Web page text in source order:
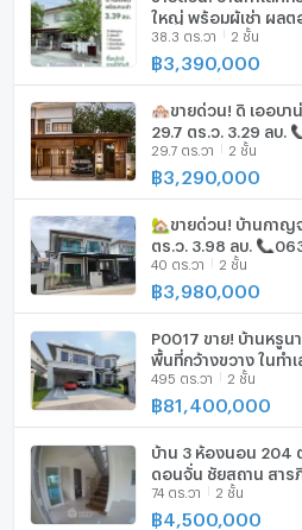
ลิฟท์
ที่จอดรถ
ที่จอดรถจักรยานยนต์
มีอินเตอร์เน็ตไร้สาย (Wi-Fi) ใ
กล้องวงจรปิด (CCTV)
สระว่ายน้ำ
โรงยิม / ฟิตเนส
ห้องซาวน่า
ห้องสตรีม
EV-Charger
เครื่องซักผ้า
ไมโครเวฟ
ใหญ่ พร้อมผู้เช่า ผล
9056
38.3 ตร.วา 2 ชั้น
฿3,390,000
🏘️ขายด่วน! ดิ เออบาน่
29.7 ตร.ว. 3.29 ลบ.
29.7 ตร.วา 2 ชั้น
฿3,290,000
🏡ขายด่วน! บ้านกาญ
ตร.ว. 3.98 ลบ.
40 ตร.วา 2 ชั้น
฿3,980,000
P0017 ขาย! บ้านหรูน
พื้นที่กว้างขวาง ในทำ
495 ตร.วา 2 ชั้น
฿81,400,000
บ้าน 3 ห้องนอน 204
ดอนจั่น ชัยสถาน สาร
74 ตร.วา 2 ชั้น
฿ 4,500,000